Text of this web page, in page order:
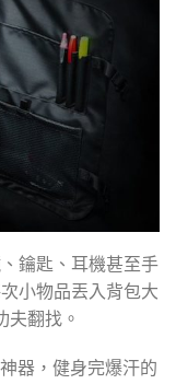
鑰匙、耳機甚至手
小物品丟入背包大
夫翻找。
器，健身完爆汗的